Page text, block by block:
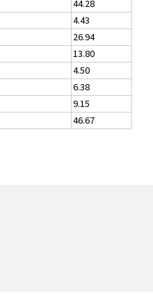
44.28
4.43
26.94
13.80
4.50
6.38
9.15
46.67